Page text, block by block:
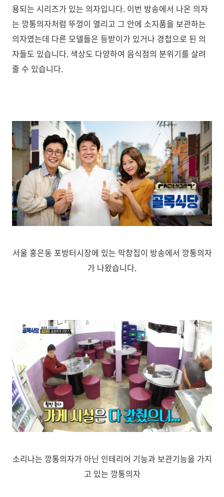
용되는 시리즈가 있는 의자입니다. 이번 방송에서 나온 의자
는 깡통의자처럼 뚜껑이 열리고 그 안에 소지품을 보관하는
의자였는데 다른 모델들은 등받이가 있거나 경첩으로 된 의
자들도 있습니다. 색상도 다양하여 음식점의 분위기를 살려
줄 수 있습니다.
서울 홍은동 포방터시장에 있는 막창집이 방송에서 깡통의자
가 나왔습니다.
소리나는 깡통의자가 아닌 인테리어 기능과 보관기능을 가지
고 있는 깡통의자